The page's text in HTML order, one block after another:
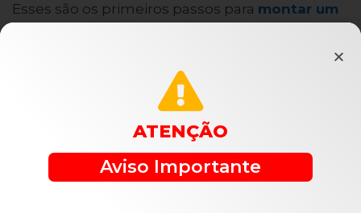
Esses são os primeiros passos para montar um
os conhecimentos que você acabou de adquirir
e conquiste seus clientes.
Seja diferente, inove, evolua,
inscreva-se em nossa
newsletter !
ATENÇÃO
Aviso Importante